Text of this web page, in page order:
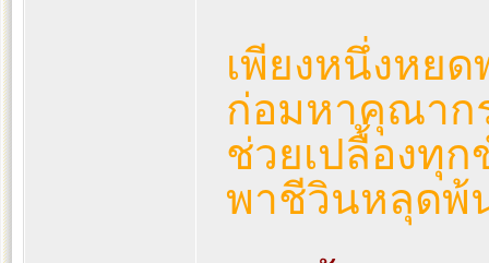
เพียงหนึ่งหย
ก่อมหาคุณาก
ช่วยเปลื้องทุ
พาชีวินหลุดพ้